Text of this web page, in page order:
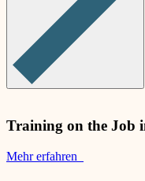
Training on the Job
Mehr erfahren